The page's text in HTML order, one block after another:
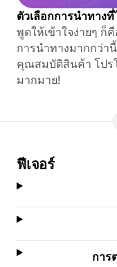
ตัวเลือกการนำทาง
พูดให้เข้าใจง่ายๆ
การนำทางมากกว่า
คุณสมบัติสินค้า โปร
มากมาย!
ฟีเจอร์
การ